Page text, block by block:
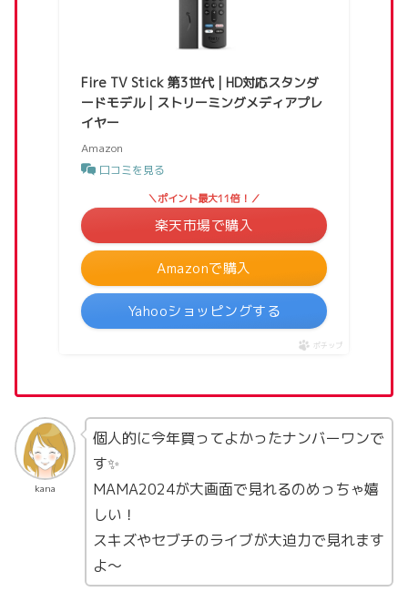
Fire TV Stick 第3世代 | HD対応スタンダ
ードモデル | ストリーミングメディアプレ
イヤー
Amazon
口コミを見る
Amazonで購入
＼ポイント最大11倍！／
楽天市場で購入
Yahooショッピングする
ポチップ
kana
個人的に今年買ってよかったナンバーワンで
す✨
MAMA2024が大画面で見れるのめっちゃ嬉
しい！
スキズやセブチのライブが大迫力で見れます
よ〜